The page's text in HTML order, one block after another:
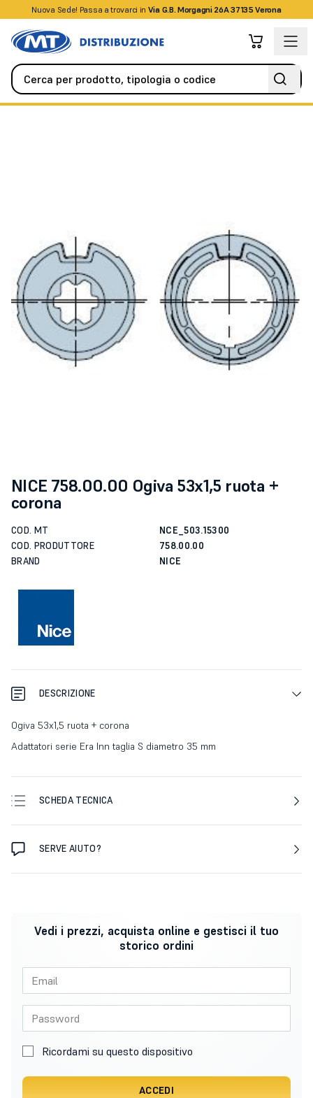
Nuova Sede! Passa a trovarci in Via G.B. Morgagni 26A 37135 Verona
+39045509826
NICE 758.00.00 Ogiva 53x1,5 ruota +
corona
COD. MT
NCE_503.15300
COD. PRODUTTORE
758.00.00
BRAND
NICE
DESCRIZIONE
Ogiva 53x1,5 ruota + corona
Adattatori serie Era Inn taglia S diametro 35 mm
SCHEDA TECNICA
SERVE AIUTO?
Vedi i prezzi, acquista online e gestisci il tuo
storico ordini
Ricordami su questo dispositivo
ACCEDI